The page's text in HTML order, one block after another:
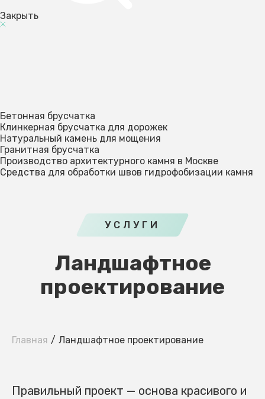
Закрыть
Бетонная брусчатка
Клинкерная брусчатка для дорожек
Натуральный камень для мощения
Гранитная брусчатка
Производство архитектурного камня в Москве
Средства для обработки швов гидрофобизации камня
УСЛУГИ
Ландшафтное
проектирование
Главная Ландшафтное проектирование
Правильный проект — основа красивого и